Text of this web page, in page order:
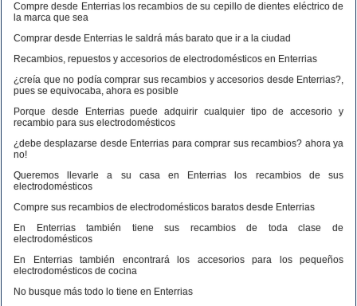
Compre desde Enterrias los recambios de su cepillo de dientes eléctrico de
la marca que sea
Comprar desde Enterrias le saldrá más barato que ir a la ciudad
Recambios, repuestos y accesorios de electrodomésticos en Enterrias
¿creía que no podía comprar sus recambios y accesorios desde Enterrias?,
pues se equivocaba, ahora es posible
Porque desde Enterrias puede adquirir cualquier tipo de accesorio y
recambio para sus electrodomésticos
¿debe desplazarse desde Enterrias para comprar sus recambios? ahora ya
no!
Queremos llevarle a su casa en Enterrias los recambios de sus
electrodomésticos
Compre sus recambios de electrodomésticos baratos desde Enterrias
En Enterrias también tiene sus recambios de toda clase de
electrodomésticos
En Enterrias también encontrará los accesorios para los pequeños
electrodomésticos de cocina
No busque más todo lo tiene en Enterrias